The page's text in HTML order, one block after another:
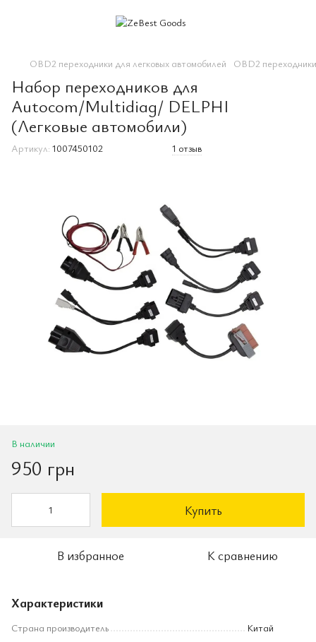
OBD2 переходники для легковых автомобилей OBD2
Набор переходников для
Autocom/Multidiag/ DELPHI
(Легковые автомобили)
Артикул: 1007450102 1 отзыв
В наличии
950 грн
Купить
В избранное К сравнению
Характеристики
Страна производитель Китай